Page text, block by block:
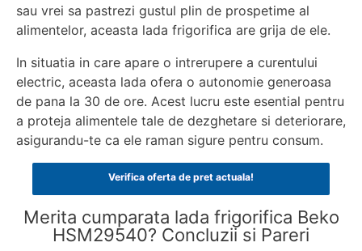
sau vrei sa pastrezi gustul plin de prospetime al
alimentelor, aceasta lada frigorifica are grija de ele.
In situatia in care apare o intrerupere a curentului
electric, aceasta lada ofera o autonomie generoasa
de pana la 30 de ore. Acest lucru este esential pentru
a proteja alimentele tale de dezghetare si deteriorare,
asigurandu-te ca ele raman sigure pentru consum.
Verifica oferta de pret actuala!
Merita cumparata lada frigorifica Beko
HSM29540? Concluzii si Pareri